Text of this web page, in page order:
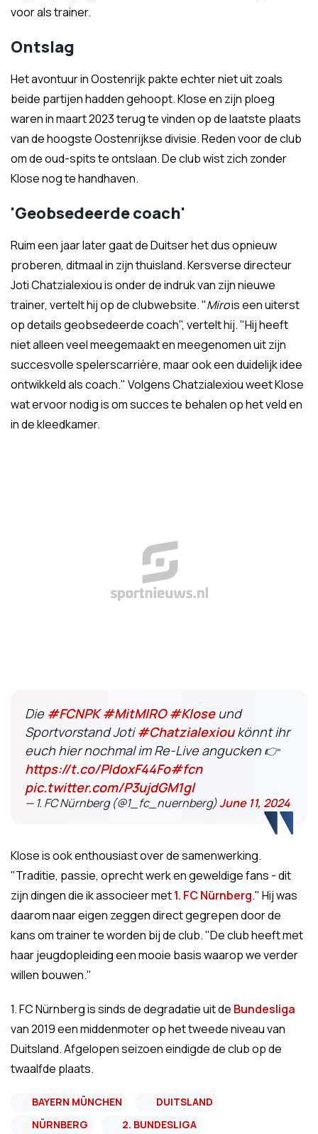
voor als trainer.
Ontslag
Het avontuur in Oostenrijk pakte echter niet uit zoals
beide partijen hadden gehoopt. Klose en zijn ploeg
waren in maart 2023 terug te vinden op de laatste plaats
van de hoogste Oostenrijkse divisie. Reden voor de club
om de oud-spits te ontslaan. De club wist zich zonder
Klose nog te handhaven.
'Geobsedeerde coach'
Ruim een jaar later gaat de Duitser het dus opnieuw
proberen, ditmaal in zijn thuisland. Kersverse directeur
Joti Chatzialexiou is onder de indruk van zijn nieuwe
trainer, vertelt hij op de clubwebsite. "Mirois een uiterst
op details geobsedeerde coach", vertelt hij. "Hij heeft
niet alleen veel meegemaakt en meegenomen uit zijn
succesvolle spelerscarrière, maar ook een duidelijk idee
ontwikkeld als coach." Volgens Chatzialexiou weet Klose
wat ervoor nodig is om succes te behalen op het veld en
in de kleedkamer.
Die #FCNPK #MitMIRO #Kloseund
Sportvorstand Joti#Chatzialexioukönnt ihr
euch hier nochmal im Re-Live angucken 👉
https://t.co/PIdoxF44Fo#fcn
pic.twitter.com/P3ujdGM1gl
— 1. FC Nürnberg (@1_fc_nuernberg)June 11, 2024
Klose is ook enthousiast over de samenwerking.
"Traditie, passie, oprecht werk en geweldige fans - dit
zijn dingen die ik associeer met1. FCNürnberg." Hij was
daarom naar eigen zeggen direct gegrepen door de
kans om trainer te worden bij de club. "De club heeft met
haar jeugdopleiding een mooie basis waarop we verder
willen bouwen."
1. FC Nürnberg is sinds de degradatie uit de Bundesliga
van 2019 een middenmoter op het tweede niveau van
Duitsland. Afgelopen seizoen eindigde de club op de
twaalfde plaats.
BAYERN MÜNCHEN
DUITSLAND
NÜRNBERG
2. BUNDESLIGA